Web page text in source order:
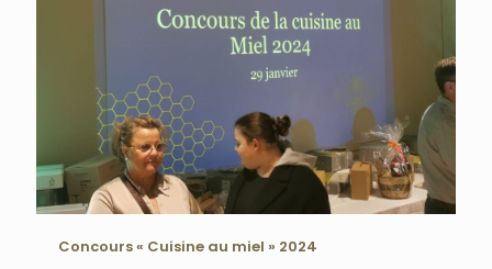
Concours « Cuisine au miel » 2024